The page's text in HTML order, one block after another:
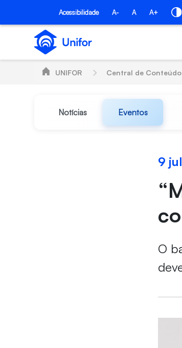
Pular para o Conteúdo principal
Acessibilidade A- A A+
UNIFOR Central de Conteúdo
Notícias Eventos
9
O